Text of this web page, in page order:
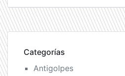
Categorías
Antigolpes